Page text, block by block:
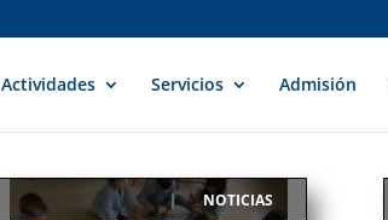
Actividades Servicios Admisión
| NOTICIAS